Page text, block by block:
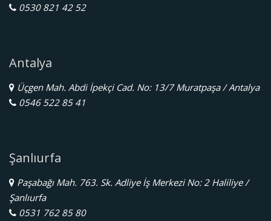
0530 821 42 52
Antalya
Üçgen Mah. Abdi İpekçi Cad. No: 13/7 Muratpaşa / Antalya
0546 522 85 41
Şanlıurfa
Paşabağı Mah. 763. Sk. Adliye İş Merkezi No: 2 Haliliye /
Şanlıurfa
0531 762 85 80